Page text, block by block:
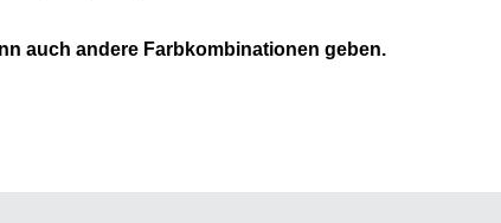
auch andere Farbkombinationen geben.